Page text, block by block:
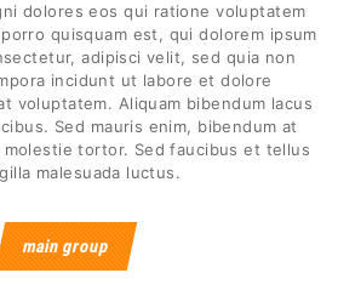
dolores eos qui ratione voluptatem
quisquam est, qui dolorem ipsum
adipisci velit, sed quia non
incidunt ut labore et dolore
voluptatem. Aliquam bibendum lacus
Sed mauris enim, bibendum at
molestie tortor. Sed faucibus et tellus
malesuada luctus.
main group